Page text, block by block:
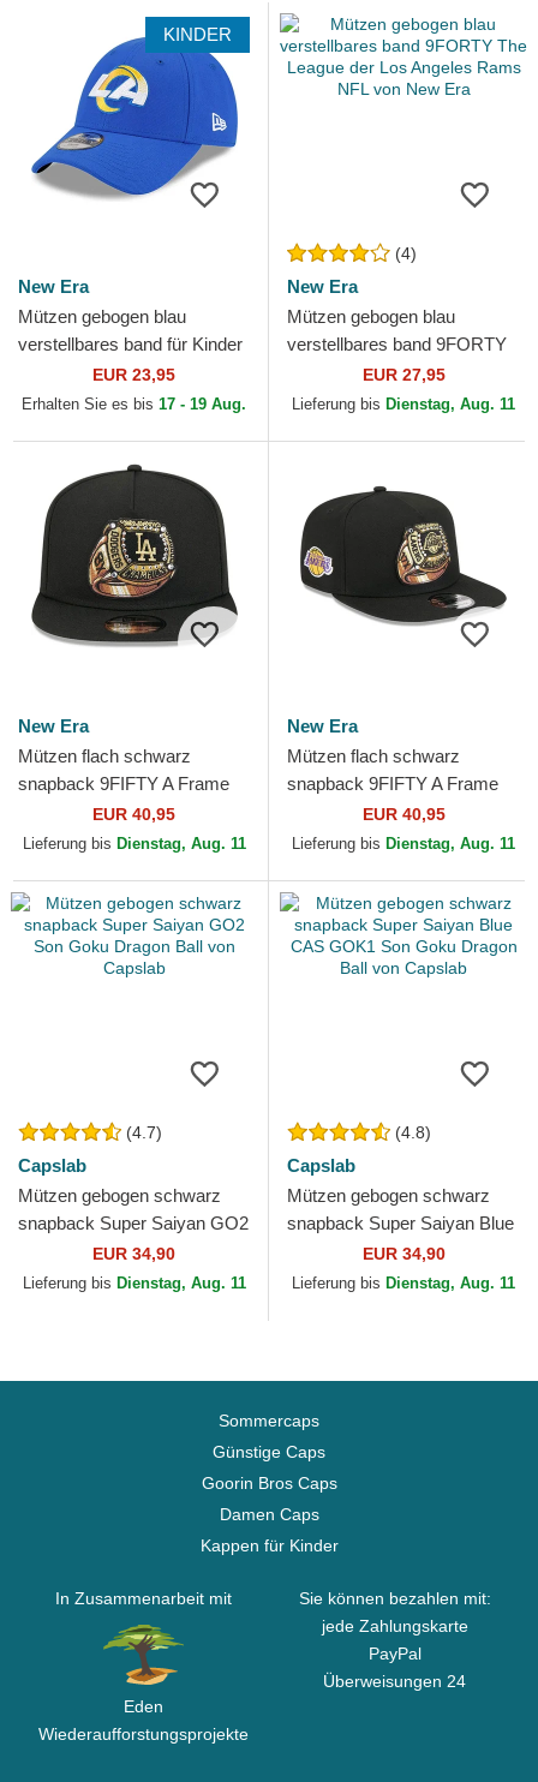
KINDER
New Era
Mützen gebogen blau
verstellbares band für Kinder
9FORTY The League der Los
Angeles Rams NFL von...
EUR 23,95
Erhalten Sie es bis 17 - 19 Aug.
(4)
New Era
Mützen gebogen blau
verstellbares band 9FORTY
The League der Los Angeles
Rams NFL von New Era
EUR 27,95
Lieferung bis Dienstag, Aug. 11
New Era
Mützen flach schwarz
snapback 9FIFTY A Frame
Ring der Los Angeles
Dodgers MLB von New Era
EUR 40,95
Lieferung bis Dienstag, Aug. 11
New Era
Mützen flach schwarz
snapback 9FIFTY A Frame
Ring der Los Angeles Lakers
NBA von New Era
EUR 40,95
Lieferung bis Dienstag, Aug. 11
(4.7)
Capslab
Mützen gebogen schwarz
snapback Super Saiyan GO2
Son Goku Dragon Ball von
Capslab
EUR 34,90
Lieferung bis Dienstag, Aug. 11
(4.8)
Capslab
Mützen gebogen schwarz
snapback Super Saiyan Blue
CAS GOK1 Son Goku
Dragon Ball von Capslab
EUR 34,90
Lieferung bis Dienstag, Aug. 11
Sommercaps
Günstige Caps
Goorin Bros Caps
Damen Caps
Kappen für Kinder
In Zusammenarbeit mit
Eden
Wiederaufforstungsprojekte
Sie können bezahlen mit:
jede Zahlungskarte
PayPal
Überweisungen 24